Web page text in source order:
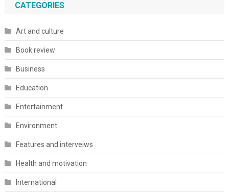
CATEGORIES
Art and culture
Book review
Business
Education
Entertainment
Environment
Features and interveiws
Health and motivation
International